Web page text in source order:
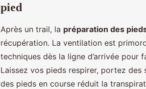
pied
Après un trail, la préparation des
récupération. La ventilation est
techniques dès la ligne d’arrivée pour
Laissez vos pieds respirer, portez
des pieds en course réduit la